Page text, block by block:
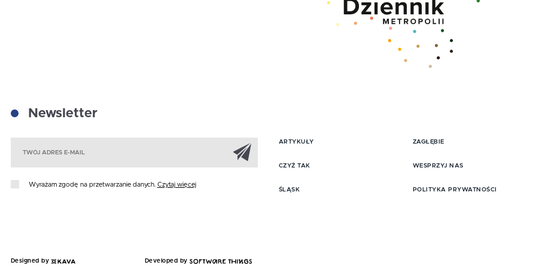
Newsletter
Zapisz się do Newslttera
Wyrażam zgodę na przetwarzanie danych. Czytaj więcej
ARTYKUŁY
CZYŻ TAK
ŚLĄSK
ZAGŁĘBIE
WESPRZYJ NAS
POLITYKA PRYWATNOŚCI
Designed by Developed by